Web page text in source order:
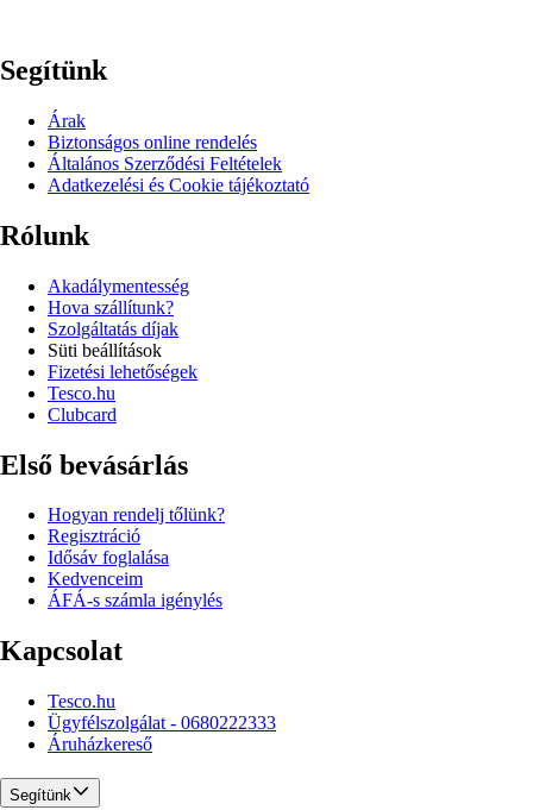
Segítünk
Árak
Biztonságos online rendelés
Általános Szerződési Feltételek
Adatkezelési és Cookie tájékoztató
Rólunk
Akadálymentesség
Hova szállítunk?
Szolgáltatás díjak
Süti beállítások
Fizetési lehetőségek
Tesco.hu
Clubcard
Első bevásárlás
Hogyan rendelj tőlünk?
Regisztráció
Idősáv foglalása
Kedvenceim
ÁFÁ-s számla igénylés
Kapcsolat
Tesco.hu
Ügyfélszolgálat - 0680222333
Áruházkereső
Segítünk